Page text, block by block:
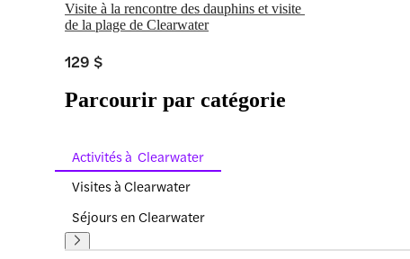
Visite à la rencontre des dauphins et visite
de la plage de Clearwater
129 $
Parcourir par catégorie
Activités à Clearwater
Visites à Clearwater
Séjours en Clearwater